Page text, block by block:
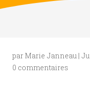
par Marie Janneau|
0 commentaires